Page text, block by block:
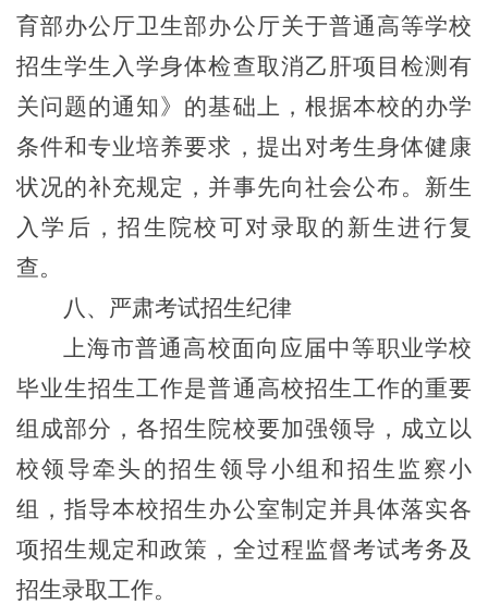
育部办公厅卫生部办公厅关于普通高等学校
招生学生入学身体检查取消乙肝项目检测有
关问题的通知》的基础上，根据本校的办学
条件和专业培养要求，提出对考生身体健康
状况的补充规定，并事先向社会公布。新生
入学后，招生院校可对录取的新生进行复
查。
八、严肃考试招生纪律
上海市普通高校面向应届中等职业学校
毕业生招生工作是普通高校招生工作的重要
组成部分，各招生院校要加强领导，成立以
校领导牵头的招生领导小组和招生监察小
组，指导本校招生办公室制定并具体落实各
项招生规定和政策，全过程监督考试考务及
招生录取工作。